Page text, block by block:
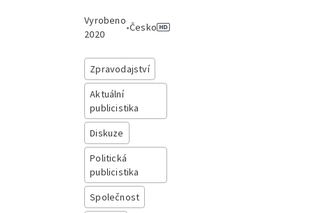
Vyrobeno
2020
•Česko
Zpravodajství
Aktuální
publicistika
Diskuze
Politická
publicistika
Společnost